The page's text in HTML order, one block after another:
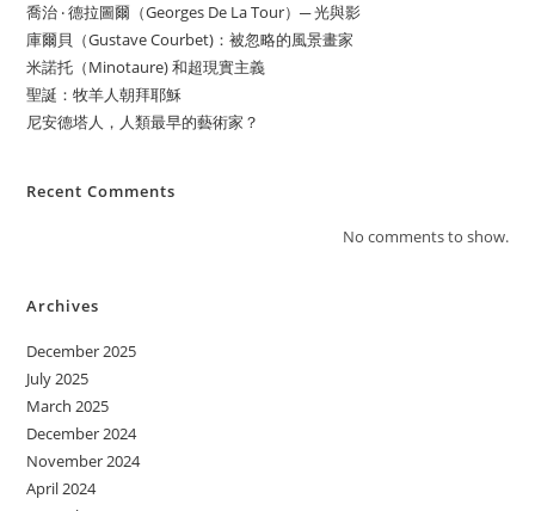
喬治 ‧ 德拉圖爾（Georges De La Tour）─ 光與影
庫爾貝（Gustave Courbet)：被忽略的風景畫家
米諾托（Minotaure) 和超現實主義
聖誕：牧羊人朝拜耶穌
尼安德塔人，人類最早的藝術家？
Recent Comments
No comments to show.
Archives
December 2025
July 2025
March 2025
December 2024
November 2024
April 2024